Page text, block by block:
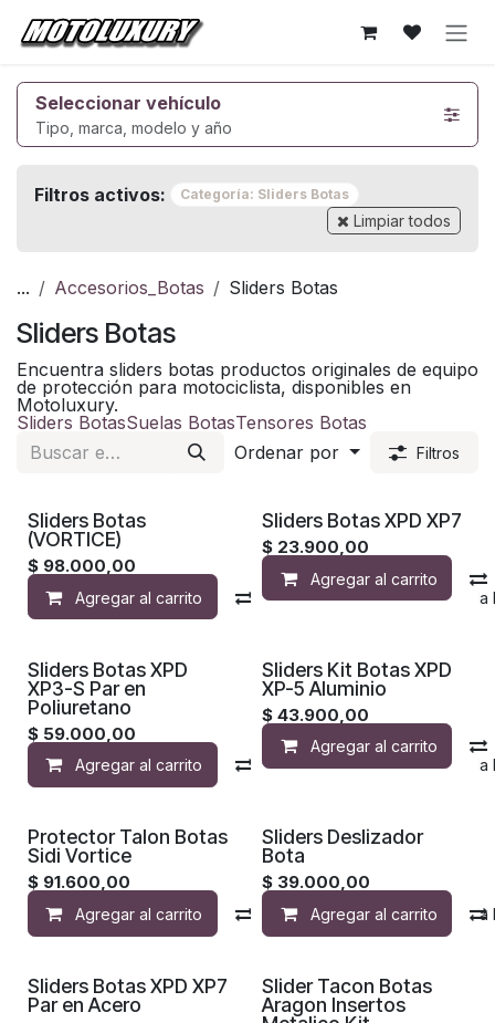
Ir al contenido
Seleccionar vehículo
Tipo, marca, modelo y año
Filtros activos: Categoría: Sliders Botas
Limpiar todos
... Accesorios_Botas Sliders Botas
Sliders Botas
Encuentra sliders botas productos originales de equipo
de protección para motociclista, disponibles en
Motoluxury.
Sliders BotasSuelas BotasTensores Botas
Ordenar por
Filtros
Sliders Botas
(VORTICE)
$ 98.000,00
Agregar al carrito Compara Agregar a la
Sliders Botas XPD XP7
$ 23.900,00
Agregar al carrito
Sliders Botas XPD
XP3-S Par en
Poliuretano
$ 59.000,00
Agregar al carrito Compara Agregar a la
Sliders Kit Botas XPD
XP-5 Aluminio
$43.900,00
Agregar al carrito
Protector Talon Botas
Sidi Vortice
$ 91.600,00
Agregar al carrito Compara Agregar a la
Sliders Deslizador
Bota
$ 39.000,00
Agregar al carrito
Sliders Botas XPD XP7
Par en Acero
Slider Tacon Botas
Aragon Insertos